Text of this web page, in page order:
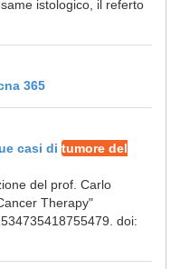
istologico, il referto
365
casi di tumore del
del prof. Carlo
Cancer Therapy"
doi: